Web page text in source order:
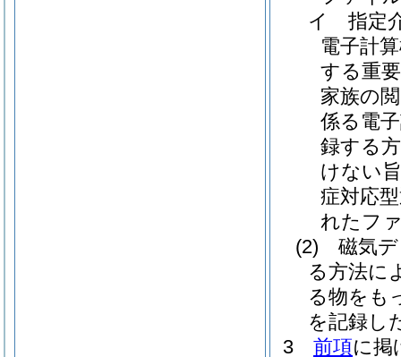
イ
指定
電子計
する重
家族の
係る電
録する
けない
症対応
れたフ
(2)
磁気
る方法に
る物をも
を記録し
3
前項に掲